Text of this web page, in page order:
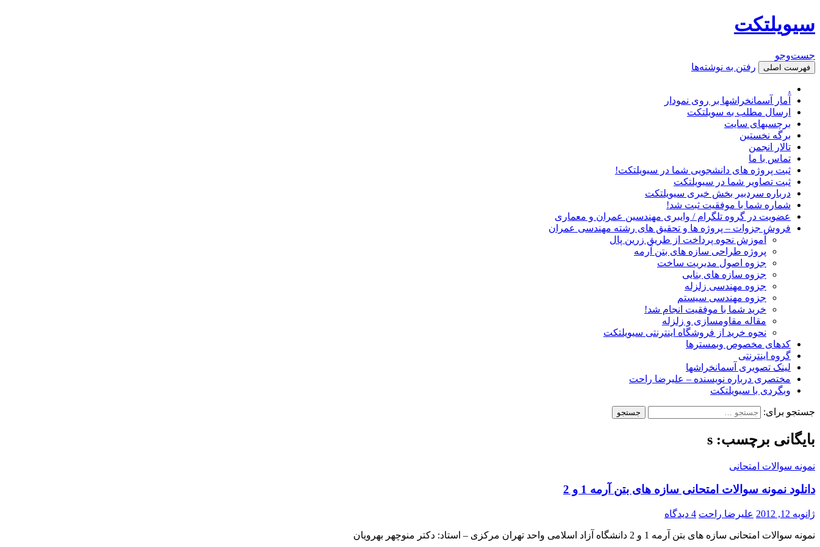
سیویلتکت
جست‌وجو
فهرست اصلی رفتن به نوشته‌ها
.
آمار آسمانخراشها بر روی نمودار
ارسال مطلب به سویلتکت
برچسبهای سایت
برگه نخستین
تالار انجمن
تماس با ما
ثبت پروژه های دانشجویی شما در سیویلتکت!
ثبت تصاویر شما در سیویلتکت
درباره سردبیر بخش خبری سیویلتکت
شماره شما با موفقیت ثبت شد!
عضویت در گروه تلگرام / وایبری مهندسین عمران و معماری
فروش جزوات – پروژه ها و تحقیق های رشته مهندسی عمران
آموزش نحوه پرداخت از طریق زرین پال
پروژه طراحی سازه های بتن آرمه
جزوه اصول مدیریت ساخت
جزوه سازه های بنایی
جزوه مهندسی زلزله
جزوه مهندسی سیستم
خرید شما با موفقیت انجام شد!
مقاله مقاومسازی و زلزله
نحوه خرید از فروشگاه اینترنتی سیویلتکت
کدهای مخصوص وبمسترها
گروه اینترنتی
لینک تصویری آسمانخراشها
مختصری درباره نویسنده – علیرضا راحت
وبگردی با سیویلتکت
جستجو برای:
بایگانی برچسب: s
نمونه سوالات امتحانی
دانلود نمونه سوالات امتحانی سازه های بتن آرمه 1 و 2
ژانویه 12, 2012 علیرضا راحت 4 دیدگاه
نمونه سوالات امتحانی سازه های بتن آرمه 1 و 2 دانشگاه آزاد اسلامی واحد تهران مرکزی – استاد: دکتر منوچهر بهرویان